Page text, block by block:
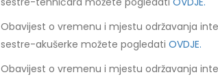
Obavijest o vremenu i mjestu održavanja
sestre-akušerke možete pogledati OVDJE.
Obavijest o vremenu i mjestu održavanja